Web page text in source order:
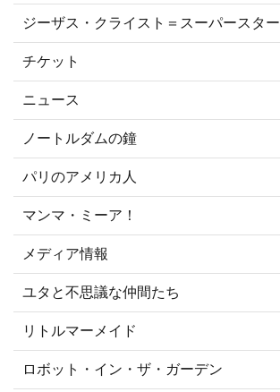
ジーザス・クライスト＝スーパースター
チケット
ニュース
ノートルダムの鐘
パリのアメリカ人
マンマ・ミーア！
メディア情報
ユタと不思議な仲間たち
リトルマーメイド
ロボット・イン・ザ・ガーデン